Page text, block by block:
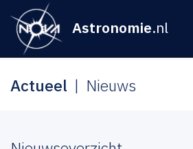
Astronomie.nl
Actueel Nieuws